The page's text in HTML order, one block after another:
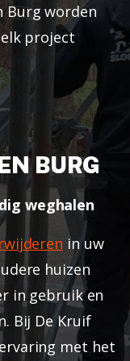
Burg worden
project
BURG
weghalen
in uw
huizen
in gebruik en
Bij De Kruif
met het